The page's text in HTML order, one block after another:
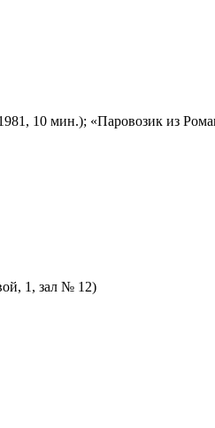
10 мин.); «Паровозик из
1, зал № 12)